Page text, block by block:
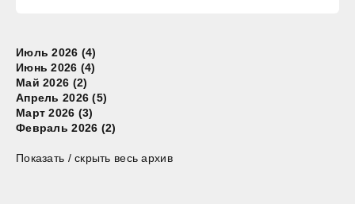
Июль 2026 (4)
Июнь 2026 (4)
Май 2026 (2)
Апрель 2026 (5)
Март 2026 (3)
Февраль 2026 (2)
Показать / скрыть весь архив